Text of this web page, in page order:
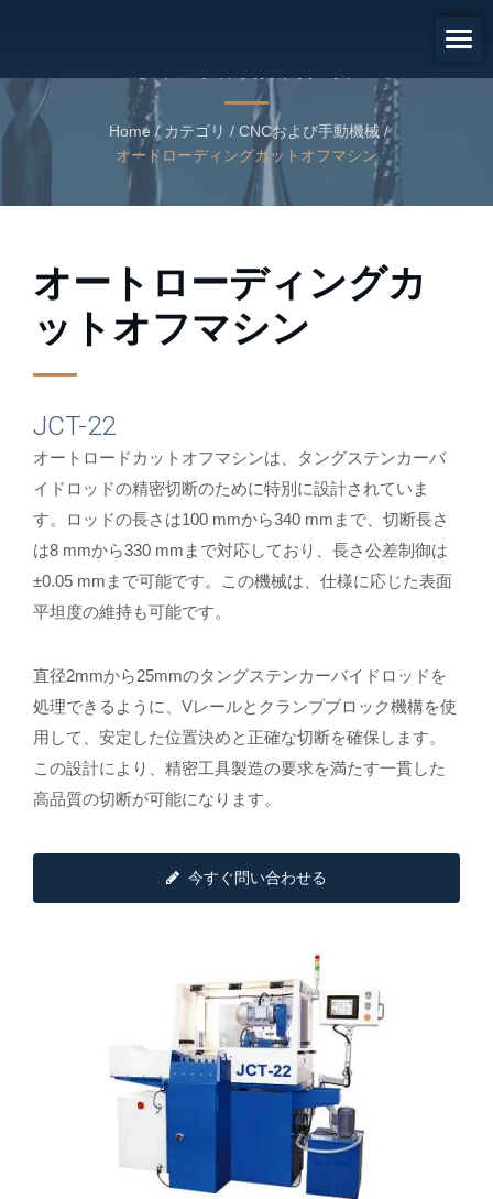
マシン
Home / カテゴリ / CNCおよび手動機械 /
オートローディングカットオフマシン
オートローディングカ
ットオフマシン
JCT-22
オートロードカットオフマシンは、タングステンカーバ
イドロッドの精密切断のために特別に設計されていま
す。ロッドの長さは100 mmから340 mmまで、切断長さ
は8 mmから330 mmまで対応しており、長さ公差制御は
±0.05 mmまで可能です。この機械は、仕様に応じた表面
平坦度の維持も可能です。
直径2mmから25mmのタングステンカーバイドロッドを
処理できるように、Vレールとクランプブロック機構を使
用して、安定した位置決めと正確な切断を確保します。
この設計により、精密工具製造の要求を満たす一貫した
高品質の切断が可能になります。
今すぐ問い合わせる